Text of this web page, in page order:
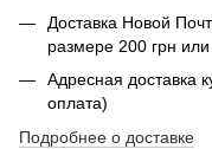
Доставка Новой
размере 200 грн
Адресная доставка
оплата)
Подробнее о доставке